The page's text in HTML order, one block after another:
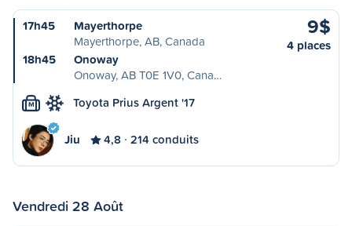
17h45
Mayerthorpe
Mayerthorpe, AB, Canada
18h45
Onoway
Onoway, AB T0E 1V0, Cana…
9$
4 places
M Toyota Prius Argent '17
Jiu 4,8 214 conduits
Vendredi 28 Août